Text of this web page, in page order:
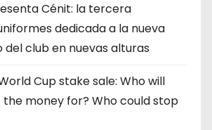
Cénit: la tercera
dedicada a la nueva
del club en nuevas alturas
Cup stake sale: Who will
the money for? Who could stop